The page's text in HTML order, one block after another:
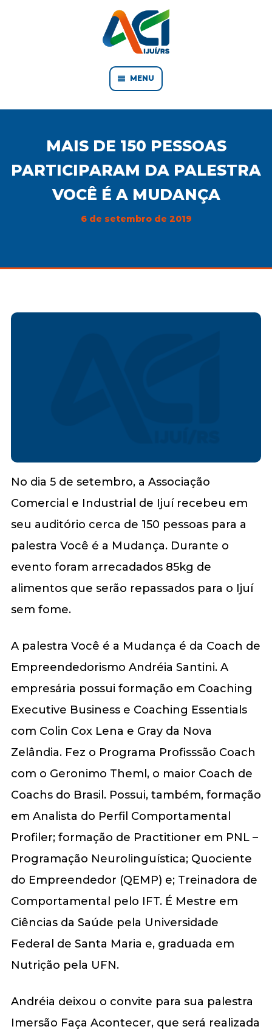
MENU
MAIS DE 150 PESSOAS
PARTICIPARAM DA PALESTRA
VOCÊ É A MUDANÇA
6 de setembro de 2019
No dia 5 de setembro, a Associação
Comercial e Industrial de Ijuí recebeu em
seu auditório cerca de 150 pessoas para a
palestra Você é a Mudança. Durante o
evento foram arrecadados 85kg de
alimentos que serão repassados para o Ijuí
sem fome.
A palestra Você é a Mudança é da Coach de
Empreendedorismo Andréia Santini. A
empresária possui formação em Coaching
Executive Business e Coaching Essentials
com Colin Cox Lena e Gray da Nova
Zelândia. Fez o Programa Profisssão Coach
com o Geronimo Theml, o maior Coach de
Coachs do Brasil. Possui, também, formação
em Analista do Perfil Comportamental
Profiler; formação de Practitioner em PNL –
Programação Neurolinguística; Quociente
do Empreendedor (QEMP) e; Treinadora de
Comportamental pelo IFT. É Mestre em
Ciências da Saúde pela Universidade
Federal de Santa Maria e, graduada em
Nutrição pela UFN.
Andréia deixou o convite para sua palestra
Imersão Faça Acontecer, que será realizada